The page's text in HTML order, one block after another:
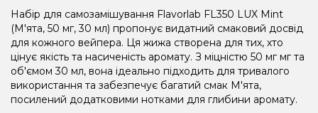
Набір для самозамішування Flavorlab FL350 LUX Mint
(М'ята, 50 мг, 30 мл) пропонує видатний смаковий досвід
для кожного вейпера. Ця жижа створена для тих, хто
цінує якість та насиченість аромату. З міцністю 50 мг мг та
об'ємом 30 мл, вона ідеально підходить для тривалого
використання та забезпечує багатий смак М'ята,
посилений додатковими нотками для глибини аромату.